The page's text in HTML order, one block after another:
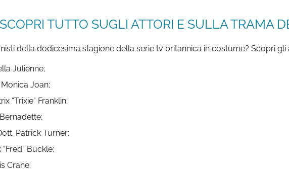
SCOPRI TUTTO SUGLI ATTORI E SULLA TRAMA
della dodicesima stagione della serie tv britannica in costume? Scopri
Julienne;
Joan;
“Trixie” Franklin;
Patrick Turner;
Buckle;
Crane;